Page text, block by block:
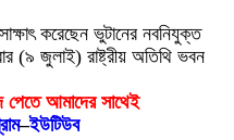
করেছেন ভুটানের নবনিযুক্ত
(৯ জুলাই) রাষ্ট্রীয় অতিথি ভবন
পেতে আমাদের সাথেই
–ইউটিউব